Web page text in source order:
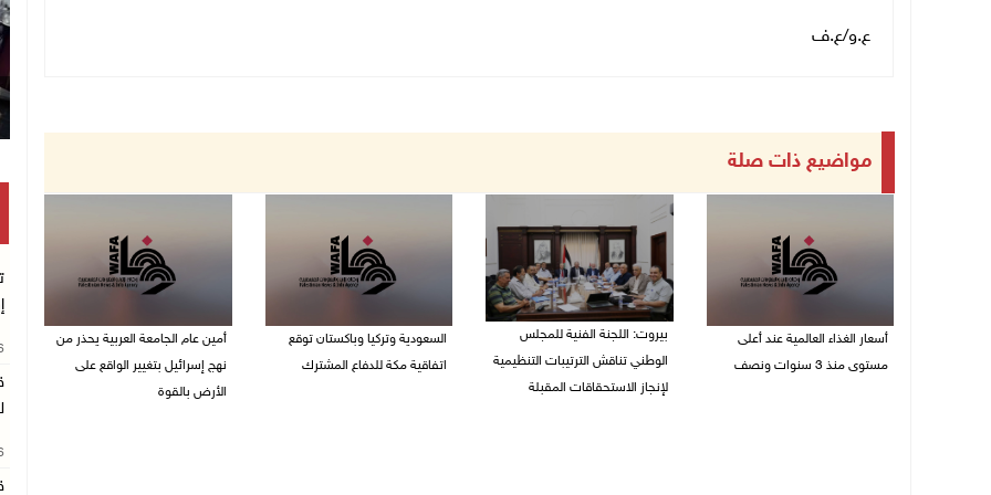
ع.و/ع.ف
مواضيع ذات صلة
أسعار الغذاء العالمية عند أعلى
مستوى منذ 3 سنوات ونصف
بيروت: اللجنة الفنية للمجلس
الوطني تناقش الترتيبات التنظيمية
لإنجاز الاستحقاقات المقبلة
السعودية وتركيا وباكستان توقع
اتفاقية مكة للدفاع المشترك
أمين عام الجامعة العربية يحذر من
نهج إسرائيل بتغيير الواقع على
الأرض بالقوة